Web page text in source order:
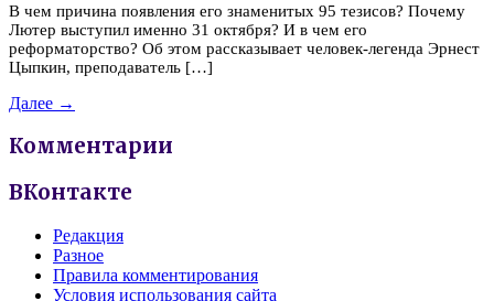
В чем причина появления его знаменитых 95 тезисов? Почему
Лютер выступил именно 31 октября? И в чем его
реформаторство? Об этом рассказывает человек-легенда Эрнест
Цыпкин, преподаватель […]
Далее →
Комментарии
ВКонтакте
Редакция
Разное
Правила комментирования
Условия использования сайта